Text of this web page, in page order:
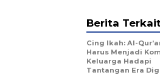
Berita
Cing Ikah: Al-
Harus Menjadi
Keluarga Hadapi
Tantangan Era